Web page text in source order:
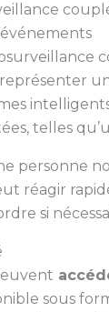
telles
personne
réagir
si
sous